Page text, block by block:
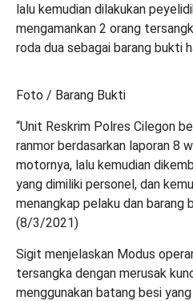
lalu kemudian dilakukan
mengamankan 2 orang
roda dua sebagai barang bukti
Foto / Barang Bukti
“Unit Reskrim Polres Cilegon
ranmor berdasarkan laporan 8
motornya, lalu kemudian
yang dimiliki personel, dan
menangkap pelaku dan barang
(8/3/2021)
Sigit menjelaskan Modus
tersangka dengan merusak
menggunakan batang besi